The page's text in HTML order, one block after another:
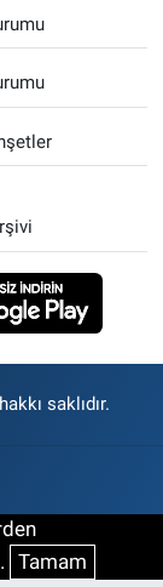
saklıdır.
Tamam